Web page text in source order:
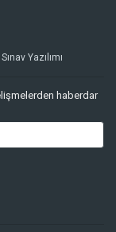
Yazılımı
haberdar